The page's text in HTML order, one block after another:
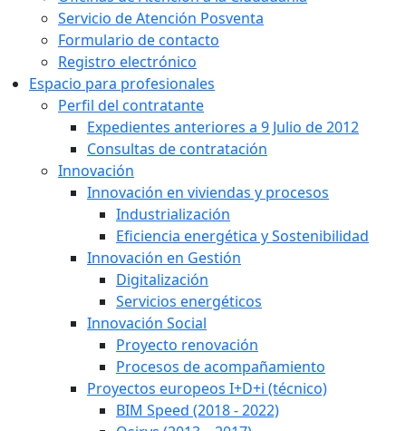
Servicio de Atención Posventa
Formulario de contacto
Registro electrónico
Espacio para profesionales
Perfil del contratante
Expedientes anteriores a 9 Julio de 2012
Consultas de contratación
Innovación
Innovación en viviendas y procesos
Industrialización
Eficiencia energética y Sostenibilidad
Innovación en Gestión
Digitalización
Servicios energéticos
Innovación Social
Proyecto renovación
Procesos de acompañamiento
Proyectos europeos I+D+i (técnico)
BIM Speed (2018 - 2022)